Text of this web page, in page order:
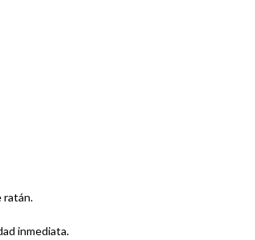
ratán.
inmediata.